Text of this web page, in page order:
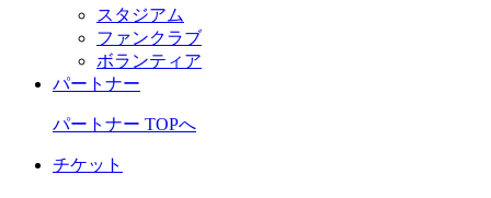
スタジアム
ファンクラブ
ボランティア
パートナー
パートナー TOPへ
チケット